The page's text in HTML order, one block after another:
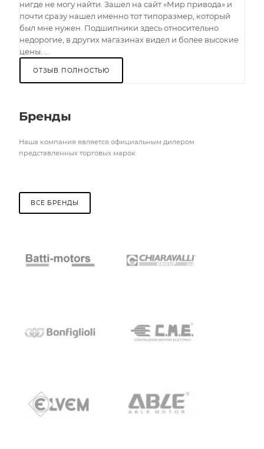
нигде не могу найти. Зашел на сайт «Мир привода» и
почти сразу нашел именно тот типоразмер, который
был мне нужен. Подшипники здесь относительно
недорогие, в других магазинах видел и более высокие
цены. ...
ОТЗЫВ ПОЛНОСТЬЮ
Бренды
Наша компания является официальным дилером
представленных торговых марок.
ВСЕ БРЕНДЫ